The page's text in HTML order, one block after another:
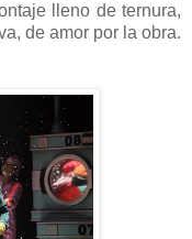
lleno de ternura,
de amor por la obra.